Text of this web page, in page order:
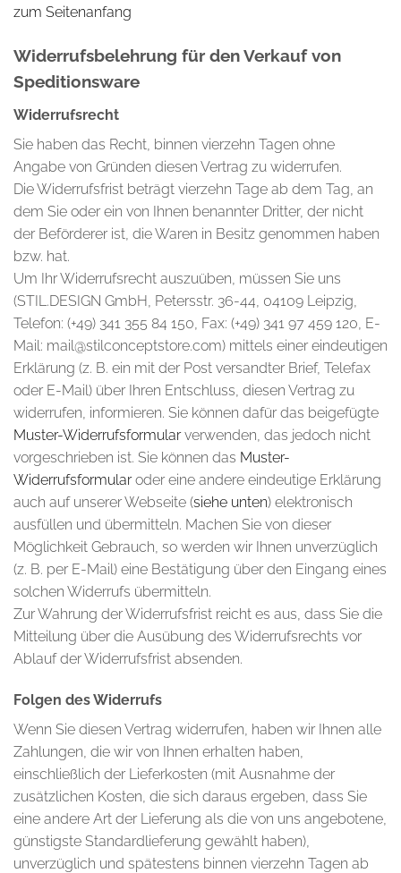
zum Seitenanfang
Widerrufsbelehrung für den Verkauf von
Speditionsware
Widerrufsrecht
Sie haben das Recht, binnen vierzehn Tagen ohne
Angabe von Gründen diesen Vertrag zu widerrufen.
Die Widerrufsfrist beträgt vierzehn Tage ab dem Tag, an
dem Sie oder ein von Ihnen benannter Dritter, der nicht
der Beförderer ist, die Waren in Besitz genommen haben
bzw. hat.
Um Ihr Widerrufsrecht auszuüben, müssen Sie uns
(STIL.DESIGN GmbH, Petersstr. 36-44, 04109 Leipzig,
Telefon: (+49) 341 355 84 150, Fax: (+49) 341 97 459 120, E-
Mail: mail@stilconceptstore.com) mittels einer eindeutigen
Erklärung (z. B. ein mit der Post versandter Brief, Telefax
oder E-Mail) über Ihren Entschluss, diesen Vertrag zu
widerrufen, informieren. Sie können dafür das beigefügte
Muster-Widerrufsformularverwenden, das jedoch nicht
vorgeschrieben ist. Sie können das Muster-
Widerrufsformularoder eine andere eindeutige Erklärung
auch auf unserer Webseite (siehe unten) elektronisch
ausfüllen und übermitteln. Machen Sie von dieser
Möglichkeit Gebrauch, so werden wir Ihnen unverzüglich
(z. B. per E-Mail) eine Bestätigung über den Eingang eines
solchen Widerrufs übermitteln.
Zur Wahrung der Widerrufsfrist reicht es aus, dass Sie die
Mitteilung über die Ausübung des Widerrufsrechts vor
Ablauf der Widerrufsfrist absenden.
Folgen des Widerrufs
Wenn Sie diesen Vertrag widerrufen, haben wir Ihnen alle
Zahlungen, die wir von Ihnen erhalten haben,
einschließlich der Lieferkosten (mit Ausnahme der
zusätzlichen Kosten, die sich daraus ergeben, dass Sie
eine andere Art der Lieferung als die von uns angebotene,
günstigste Standardlieferung gewählt haben),
unverzüglich und spätestens binnen vierzehn Tagen ab